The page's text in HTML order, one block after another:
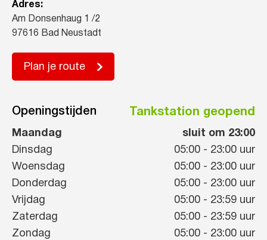
Adres:
Am Donsenhaug 1 /2
97616 Bad Neustadt
Plan je route
Openingstijden Tankstation geopend
Maandag
sluit om 23:00
Dinsdag
05:00 - 23:00 uur
Woensdag
05:00 - 23:00 uur
Donderdag
05:00 - 23:00 uur
Vrijdag
05:00 - 23:59 uur
Zaterdag
05:00 - 23:59 uur
Zondag
05:00 - 23:00 uur